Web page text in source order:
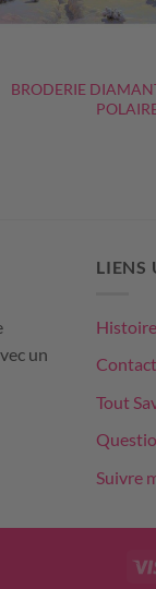
BRODERIE
un
LIENS
Tout
Suivre